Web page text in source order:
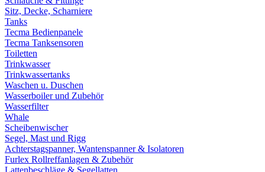
Sitz, Decke, Scharniere
Tanks
Tecma Bedienpanele
Tecma Tanksensoren
Toiletten
Trinkwasser
Trinkwassertanks
Waschen u. Duschen
Wasserboiler und Zubehör
Wasserfilter
Whale
Scheibenwischer
Segel, Mast und Rigg
Achterstagspanner, Wantenspanner & Isolatoren
Furlex Rollreffanlagen & Zubehör
Lattenbeschläge & Segellatten